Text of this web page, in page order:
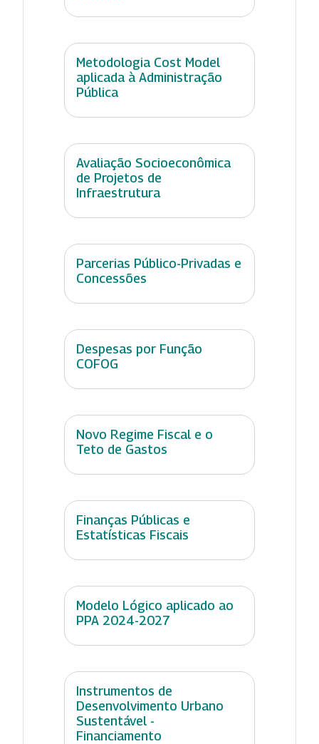
Metodologia Cost Model
aplicada à Administração
Pública
Avaliação Socioeconômica
de Projetos de
Infraestrutura
Parcerias Público-Privadas e
Concessões
Despesas por Função
COFOG
Novo Regime Fiscal e o
Teto de Gastos
Finanças Públicas e
Estatísticas Fiscais
Modelo Lógico aplicado ao
PPA 2024-2027
Instrumentos de
Desenvolvimento Urbano
Sustentável -
Financiamento